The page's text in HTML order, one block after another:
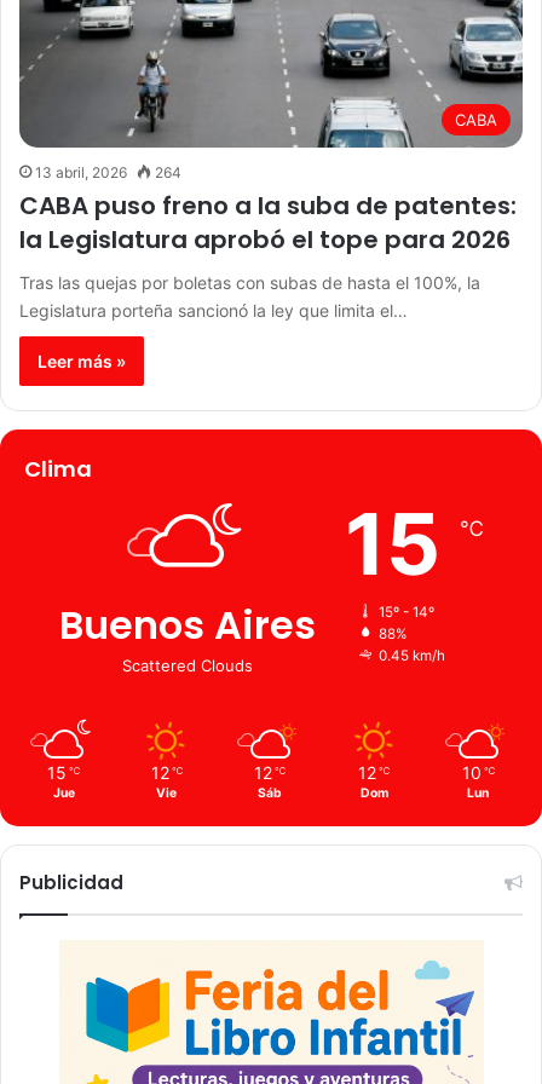
CABA
13 abril, 2026 264
CABA puso freno a la suba de patentes:
la Legislatura aprobó el tope para 2026
Tras las quejas por boletas con subas de hasta el 100%, la
Legislatura porteña sancionó la ley que limita el…
Leer más »
Clima
Buenos Aires
Scattered Clouds
15 ℃
15º - 14º
88%
0.45 km/h
15 ℃
Jue
12 ℃
Vie
12 ℃
Sáb
12 ℃
Dom
10 ℃
Lun
Publicidad